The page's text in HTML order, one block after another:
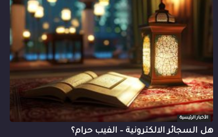
الأخبار الرئيسية
هل السجائر الالكترونية – الفيب حرام؟